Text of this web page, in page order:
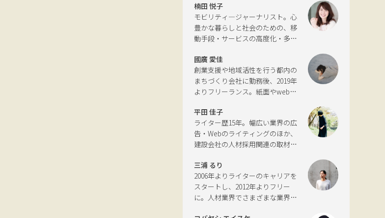
楠田 悦子
モビリティ―ジャーナリスト。心
豊かな暮らしと社会のための、移
動手段・サービスの高度化・多様
っている。自動車新聞社モビリテ
ィビジネス専門誌『LIGARE』初代
編集長を経て、2013年に独立。国
土交通省の「自転車の活用推進に
審議会交通体系分科会第15回地域
公共交通部会」、「MaaS関連デー
タ検討会」、SIP第2期自動運転
（システムとサービスの拡張）ピ
任。
國廣 愛佳
創業支援や地域活性を行う都内の
まちづくり会社に勤務後、2019年
よりフリーランス。紙面やwebサ
ーライティングなどの執筆を中心
に、ジャンルを問わず活動。四国
にある築100年の実家をどう生かす
かが長年の悩み。
平田 佳子
ライター歴15年。幅広い業界の広
告・Webのライティングのほか、
建設会社の人材採用関連の取材・
父が土木・建設の仕事をしていた
ため、小さな頃から憧れあり。
三浦 るり
2006年よりライターのキャリアを
スタートし、2012年よりフリー
に。人材業界でさまざまな業界・